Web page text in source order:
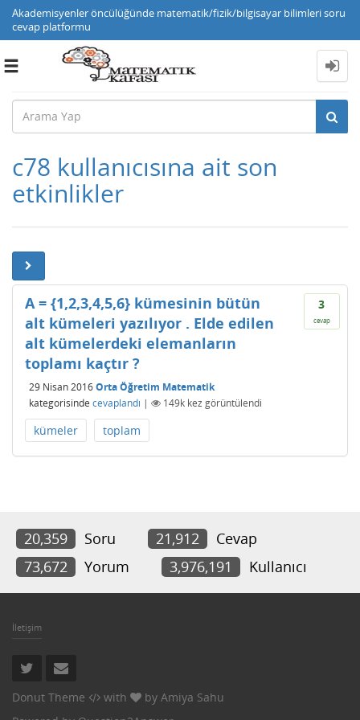
Akademisyenler öncülüğünde matematik/fizik/bilgisayar bilimleri soru
cevap platformu
Toggle
c78 kullanıcısına ait son
etkinlikler
3
cevap
A = {1,2,3,4,5,6} kümesinin bütün
alt kümeleri yazılıyor . Elde edilen
alt kümelerdeki elemanların
toplamı kaçtır ?
29 Nisan 2016Orta Öğretim Matematik
kategorisinde cevaplandı | 149k kez görüntülendi
kümeler toplam
20,359 Soru 21,912
Cevap
73,672
Yorum 3,976,191 Kullanıcı
İletişim
Donut Theme with by Amiya Sahu